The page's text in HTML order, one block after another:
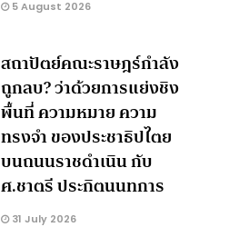
5 August 2026
สถาปัตย์คณะราษฎร์กำลัง
ถูกลบ? ว่าด้วยการแย่งชิง
พื้นที่ ความหมาย ความ
ทรงจำ ของประชาธิปไตย
บนถนนราชดำเนิน กับ
ศ.ชาตรี ประกิตนนทการ
31 July 2026